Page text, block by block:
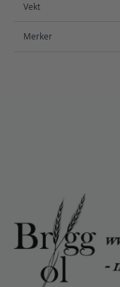
Vekt
Merker